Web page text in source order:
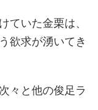
ていた金栗は、
欲求が湧いてき
々と他の俊足ラ